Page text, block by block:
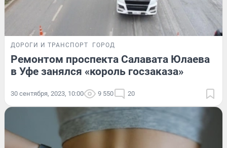
ДОРОГИ И ТРАНСПОРТ ГОРОД
Ремонтом проспекта Салавата Юлаева
в Уфе занялся «король госзаказа»
30 сентября, 2023, 10:00 9 550 20